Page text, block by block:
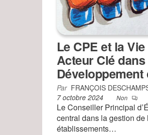
Le CPE et la
Acteur Clé
Par FRANÇOIS
7 octobre 2024
Non
Le Conseiller Principal
central dans la gestion
établissements…